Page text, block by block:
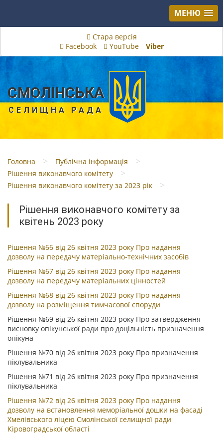
МЕНЮ
Стара версія
Facebook
YouTube Viber
СМОЛІНСЬКА
СЕЛИЩНА РАДА
Головна > Публічна інформація >
Рішення виконавчого комітету >
Рішення виконавчого комітету за 2023 рік >
Рішення виконавчого комітету за
квітень 2023 року
Рішення №66 від 26 квітня 2023 року Про надання
дозволу на передачу матеріально-технічних засобів
Рішення №67 від 26 квітня 2023 року Про надання
дозволу на передачу матеріальних цінностей
Рішення №68 від 26 квітня 2023 року Про надання
дозволу на розміщення тимчасової споруди
Рішення №69 від 26 квітня 2023 року Про затвердження
висновку опікунської ради про доцільність призначення
опікуна
Рішення №70 від 26 квітня 2023 року Про призначення
піклувальника
Рішення №71 від 26 квітня 2023 року Про призначення
піклувальника
Рішення №72 від 26 квітня 2023 року Про надання
дозволу на встановлення меморіальної дошки на фасаді
Хмелівського ліцею Смолінської селищної ради
Кіровоградської області